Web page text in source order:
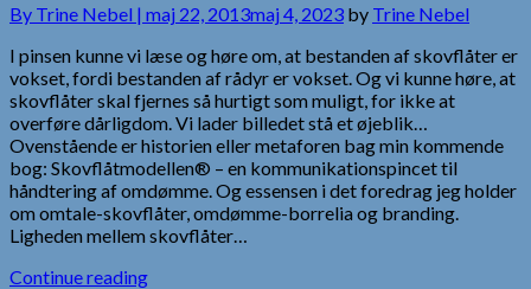
By Trine Nebel | maj 22, 2013maj 4, 2023 by Trine Nebel
I pinsen kunne vi læse og høre om, at bestanden af skovflåter er
vokset, fordi bestanden af rådyr er vokset. Og vi kunne høre, at
skovflåter skal fjernes så hurtigt som muligt, for ikke at
overføre dårligdom. Vi lader billedet stå et øjeblik…
Ovenstående er historien eller metaforen bag min kommende
bog: Skovflåtmodellen® – en kommunikationspincet til
håndtering af omdømme. Og essensen i det foredrag jeg holder
om omtale-skovflåter, omdømme-borrelia og branding.
Ligheden mellem skovflåter…
Continue reading